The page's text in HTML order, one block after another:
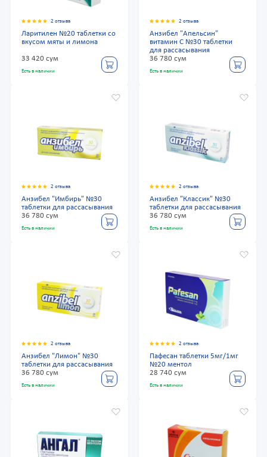
2 отзыва
Ларитилен №20 таблетки со
вкусом мяты и лимона
33 420 сум
Есть в наличии
2 отзыва
Анзибел "Апельсин"
витамин С №30 таблетки
для рассасывания
36 780 сум
Есть в наличии
2 отзыва
Анзибел "Имбирь" №30
таблетки для рассасывания
36 780 сум
Есть в наличии
2 отзыва
Анзибел "Классик" №30
таблетки для рассасывания
36 780 сум
Есть в наличии
2 отзыва
Анзибел "Лимон" №30
таблетки для рассасывания
36 780 сум
Есть в наличии
2 отзыва
Пафесан таблетки 5мг/1мг
№20 ментол
28 740 сум
Есть в наличии